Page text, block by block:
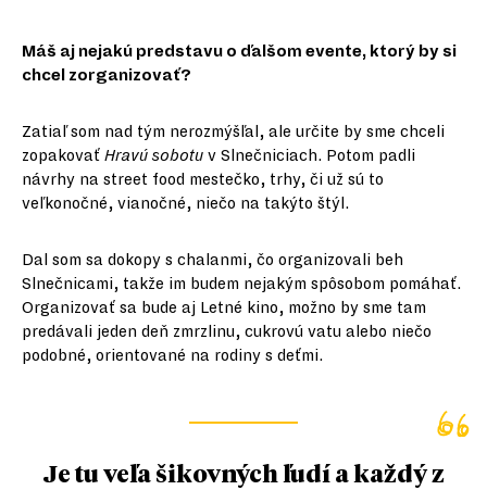
Máš aj nejakú predstavu o ďalšom evente, ktorý by si
chcel zorganizovať?
Zatiaľ som nad tým nerozmýšľal, ale určite by sme chceli
zopakovať Hravú sobotu v Slnečniciach. Potom padli
návrhy na street food mestečko, trhy, či už sú to
veľkonočné, vianočné, niečo na takýto štýl.
Dal som sa dokopy s chalanmi, čo organizovali beh
Slnečnicami, takže im budem nejakým spôsobom pomáhať.
Organizovať sa bude aj Letné kino, možno by sme tam
predávali jeden deň zmrzlinu, cukrovú vatu alebo niečo
podobné, orientované na rodiny s deťmi.
Je tu veľa šikovných ľudí a každý z